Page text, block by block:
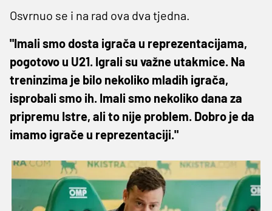
Osvrnuo se i na rad ova dva tjedna.
"Imali smo dosta igrača u reprezentacijama,
pogotovo u U21. Igrali su važne utakmice. Na
treninzima je bilo nekoliko mladih igrača,
isprobali smo ih. Imali smo nekoliko dana za
pripremu Istre, ali to nije problem. Dobro je da
imamo igrače u reprezentaciji."